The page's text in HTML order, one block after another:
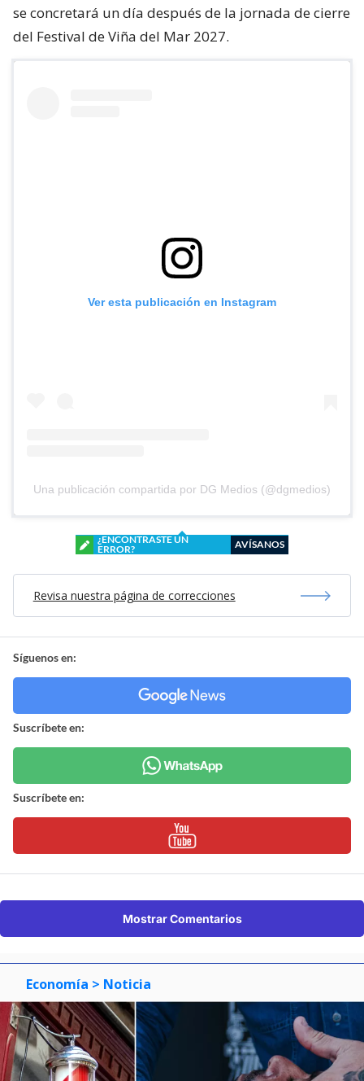
se concretará un día después de la jornada de cierre
del Festival de Viña del Mar 2027.
Ver esta publicación en Instagram
Una publicación compartida por DG Medios (@dgmedios)
¿ENCONTRASTE UN
ERROR?
AVÍSANOS
Revisa nuestra página de correcciones
Síguenos en:
Suscríbete en:
Suscríbete en:
Mostrar Comentarios
Economía > Noticia